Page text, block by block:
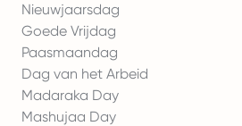
Nieuwjaarsdag
Goede Vrijdag
Paasmaandag
Dag van het Arbeid
Madaraka Day
Mashujaa Day